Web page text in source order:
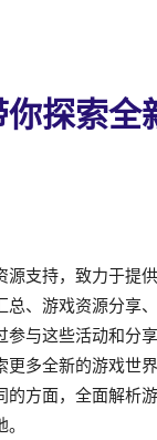
探索全
源支持，致力于提
总、游戏资源分享
参与这些活动和分
多全新的游戏世界
的方面，全面解析